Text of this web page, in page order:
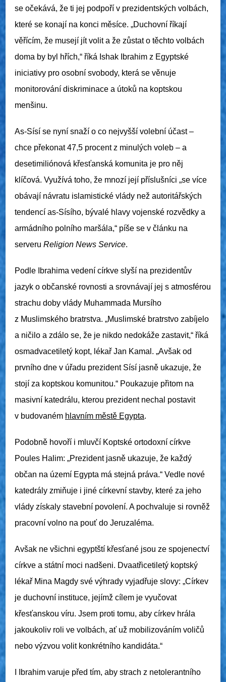
se očekává, že ti jej podpoří v prezidentských volbách,
které se konají na konci měsíce. „Duchovní říkají
věřícím, že musejí jít volit a že zůstat o těchto volbách
doma by byl hřích,“ říká Ishak Ibrahim z Egyptské
iniciativy pro osobní svobody, která se věnuje
monitorování diskriminace a útoků na koptskou
menšinu.
As-Sísí se nyní snaží o co nejvyšší volební účast –
chce překonat 47,5 procent z minulých voleb – a
desetimiliónová křesťanská komunita je pro něj
klíčová. Využívá toho, že mnozí její příslušníci „se více
obávají návratu islamistické vlády než autoritářských
tendencí as-Sísího, bývalé hlavy vojenské rozvědky a
armádního polního maršála,“ píše se v článku na
serveru Religion News Service.
Podle Ibrahima vedení církve slyší na prezidentův
jazyk o občanské rovnosti a srovnávají jej s atmosférou
strachu doby vlády Muhammada Mursího
z Muslimského bratrstva. „Muslimské bratrstvo zabíjelo
a ničilo a zdálo se, že je nikdo nedokáže zastavit,“ říká
osmadvacetiletý kopt, lékař Jan Kamal. „Avšak od
prvního dne v úřadu prezident Sísí jasně ukazuje, že
stojí za koptskou komunitou.“ Poukazuje přitom na
masivní katedrálu, kterou prezident nechal postavit
v budovaném hlavním městě Egypta.
Podobně hovoří i mluvčí Koptské ortodoxní církve
Poules Halim: „Prezident jasně ukazuje, že každý
občan na území Egypta má stejná práva.“ Vedle nové
katedrály zmiňuje i jiné církevní stavby, které za jeho
vlády získaly stavební povolení. A pochvaluje si rovněž
pracovní volno na pouť do Jeruzaléma.
Avšak ne všichni egyptští křesťané jsou ze spojenectví
církve a státní moci nadšeni. Dvaatřicetiletý koptský
lékař Mina Magdy své výhrady vyjadřuje slovy: „Církev
je duchovní instituce, jejímž cílem je vyučovat
křesťanskou víru. Jsem proti tomu, aby církev hrála
jakoukoliv roli ve volbách, ať už mobilizováním voličů
nebo výzvou volit konkrétního kandidáta.“
I Ibrahim varuje před tím, aby strach z netolerantního